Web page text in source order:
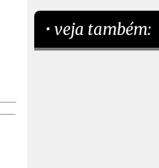
• veja também: